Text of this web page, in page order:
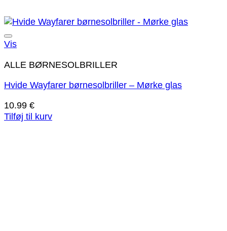
Vis
ALLE BØRNESOLBRILLER
Hvide Wayfarer børnesolbriller – Mørke glas
10.99 €
Tilføj til kurv